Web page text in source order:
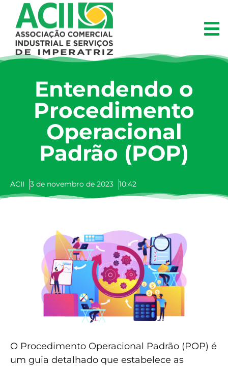
Entendendo o
Procedimento
Operacional
Padrão (POP)
ACII 3 de novembro de 2023 10:42
O Procedimento Operacional Padrão (POP) é
um guia detalhado que estabelece as